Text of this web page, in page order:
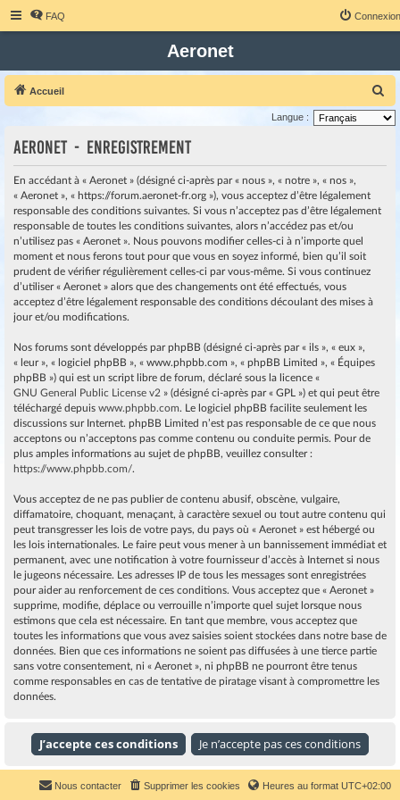
FAQ Connexion
Aeronet
Accueil
e
Langue :
Aeronet - Enregistrement
En accédant à « Aeronet » (désigné ci-après par « nous », « notre », « nos »,
« Aeronet », « https://forum.aeronet-fr.org »), vous acceptez d’être légalement
responsable des conditions suivantes. Si vous n’acceptez pas d’être légalement
responsable de toutes les conditions suivantes, alors n’accédez pas et/ou
n’utilisez pas « Aeronet ». Nous pouvons modifier celles-ci à n’importe quel
moment et nous ferons tout pour que vous en soyez informé, bien qu’il soit
prudent de vérifier régulièrement celles-ci par vous-même. Si vous continuez
d’utiliser « Aeronet » alors que des changements ont été effectués, vous
acceptez d’être légalement responsable des conditions découlant des mises à
jour et/ou modifications.
Nos forums sont développés par phpBB (désigné ci-après par « ils », « eux »,
« leur », « logiciel phpBB », « www.phpbb.com », « phpBB Limited », « Équipes
phpBB ») qui est un script libre de forum, déclaré sous la licence «
GNU General Public License v2 » (désigné ci-après par « GPL ») et qui peut être
téléchargé depuis www.phpbb.com. Le logiciel phpBB facilite seulement les
discussions sur Internet. phpBB Limited n’est pas responsable de ce que nous
acceptons ou n’acceptons pas comme contenu ou conduite permis. Pour de
plus amples informations au sujet de phpBB, veuillez consulter :
https://www.phpbb.com/.
Vous acceptez de ne pas publier de contenu abusif, obscène, vulgaire,
diffamatoire, choquant, menaçant, à caractère sexuel ou tout autre contenu qui
peut transgresser les lois de votre pays, du pays où « Aeronet » est hébergé ou
les lois internationales. Le faire peut vous mener à un bannissement immédiat et
permanent, avec une notification à votre fournisseur d’accès à Internet si nous
le jugeons nécessaire. Les adresses IP de tous les messages sont enregistrées
pour aider au renforcement de ces conditions. Vous acceptez que « Aeronet »
supprime, modifie, déplace ou verrouille n’importe quel sujet lorsque nous
estimons que cela est nécessaire. En tant que membre, vous acceptez que
toutes les informations que vous avez saisies soient stockées dans notre base de
données. Bien que ces informations ne soient pas diffusées à une tierce partie
sans votre consentement, ni « Aeronet », ni phpBB ne pourront être tenus
comme responsables en cas de tentative de piratage visant à compromettre les
données.
Heures au format UTC+02:00
Supprimer les cookies
Nous contacter